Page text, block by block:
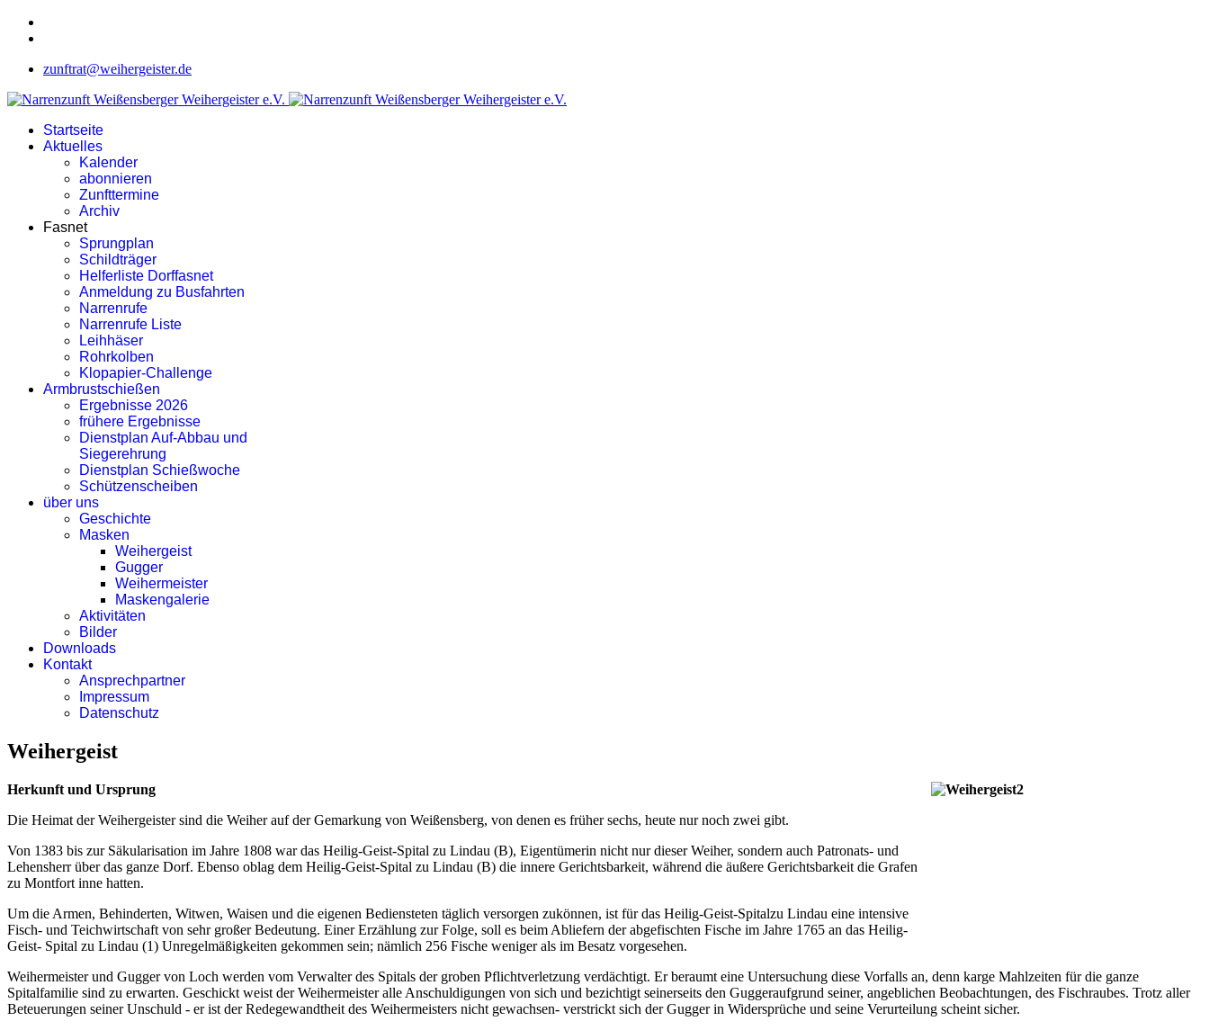
zunftrat@weihergeister.de
Startseite
Aktuelles
Kalender
abonnieren
Zunfttermine
Archiv
Fasnet
Sprungplan
Schildträger
Helferliste Dorffasnet
Anmeldung zu Busfahrten
Narrenrufe
Narrenrufe Liste
Leihhäser
Rohrkolben
Klopapier-Challenge
Armbrustschießen
Ergebnisse 2026
frühere Ergebnisse
Dienstplan Auf-Abbau und
Siegerehrung
Dienstplan Schießwoche
Schützenscheiben
über uns
Geschichte
Masken
Weihergeist
Gugger
Weihermeister
Maskengalerie
Aktivitäten
Bilder
Downloads
Kontakt
Ansprechpartner
Impressum
Datenschutz
Weihergeist
Herkunft und Ursprung
Die Heimat der Weihergeister sind die Weiher auf der Gemarkung von Weißensberg, von denen es früher sechs, heute nur noch zwei gibt.
Von 1383 bis zur Säkularisation im Jahre 1808 war das Heilig-Geist-Spital zu Lindau (B), Eigentümerin nicht nur dieser Weiher, sondern auch Patronats- und
Lehensherr über das ganze Dorf. Ebenso oblag dem Heilig-Geist-Spital zu Lindau (B) die innere Gerichtsbarkeit, während die äußere Gerichtsbarkeit die Grafen
zu Montfort inne hatten.
Um die Armen, Behinderten, Witwen, Waisen und die eigenen Bediensteten täglich versorgen zukönnen, ist für das Heilig-Geist-Spitalzu Lindau eine intensive
Fisch- und Teichwirtschaft von sehr großer Bedeutung. Einer Erzählung zur Folge, soll es beim Abliefern der abgefischten Fische im Jahre 1765 an das Heilig-
Geist- Spital zu Lindau (1) Unregelmäßigkeiten gekommen sein; nämlich 256 Fische weniger als im Besatz vorgesehen.
Weihermeister und Gugger von Loch werden vom Verwalter des Spitals der groben Pflichtverletzung verdächtigt. Er beraumt eine Untersuchung diese Vorfalls an, denn karge Mahlzeiten für die ganze
Spitalfamilie sind zu erwarten. Geschickt weist der Weihermeister alle Anschuldigungen von sich und bezichtigt seinerseits den Guggeraufgrund seiner, angeblichen Beobachtungen, des Fischraubes. Trotz aller
Beteuerungen seiner Unschuld - er ist der Redegewandtheit des Weihermeisters nicht gewachsen- verstrickt sich der Gugger in Widersprüche und seine Verurteilung scheint sicher.